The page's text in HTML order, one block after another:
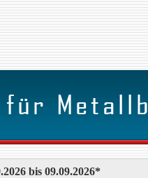
bis 09.09.2026*